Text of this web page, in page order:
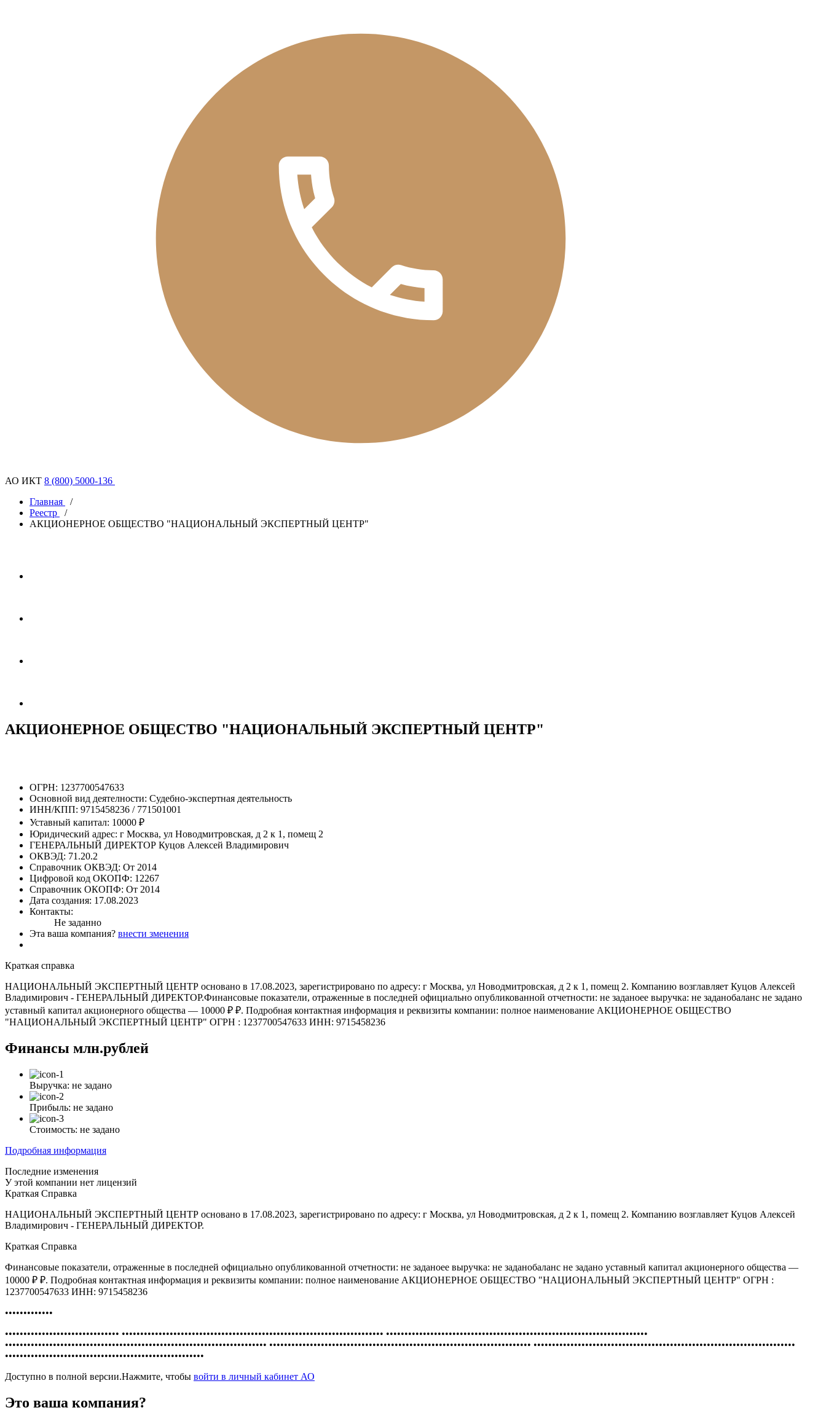
АО ИКТ 8 (800) 5000-136
Главная
/
Реестр
/
АКЦИОНЕРНОЕ ОБЩЕСТВО "НАЦИОНАЛЬНЫЙ ЭКСПЕРТНЫЙ ЦЕНТР"
АКЦИОНЕРНОЕ ОБЩЕСТВО "НАЦИОНАЛЬНЫЙ ЭКСПЕРТНЫЙ ЦЕНТР"
ОГРН: 1237700547633
Основной вид деятелности: Судебно-экспертная деятельность
ИНН/КПП: 9715458236 / 771501001
Уставный капитал: 10000 ₽
Юридический адрес: г Москва, ул Новодмитровская, д 2 к 1, помещ 2
ГЕНЕРАЛЬНЫЙ ДИРЕКТОР Куцов Алексей Владимирович
ОКВЭД: 71.20.2
Справочник ОКВЭД: От 2014
Цифровой код ОКОПФ: 12267
Справочник ОКОПФ: От 2014
Дата создания: 17.08.2023
Контакты:
Не заданно
Эта ваша компания? внести зменения
Краткая справка
НАЦИОНАЛЬНЫЙ ЭКСПЕРТНЫЙ ЦЕНТР основано в 17.08.2023, зарегистрировано по адресу: г Москва, ул Новодмитровская, д 2 к 1, помещ 2. Компанию возглавляет Куцов Алексей
Владимирович - ГЕНЕРАЛЬНЫЙ ДИРЕКТОР.Финансовые показатели, отраженные в последней официально опубликованной отчетности: не заданоее выручка: не заданобаланс не задано
уставный капитал акционерного общества — 10000 ₽ ₽. Подробная контактная информация и реквизиты компании: полное наименование АКЦИОНЕРНОЕ ОБЩЕСТВО
"НАЦИОНАЛЬНЫЙ ЭКСПЕРТНЫЙ ЦЕНТР" ОГРН : 1237700547633 ИНН: 9715458236
Финансы млн.рублей
Выручка: не задано
Прибыль: не задано
Стоимость: не задано
Подробная информация
Последние изменения
У этой компании нет лицензий
Краткая Справка
НАЦИОНАЛЬНЫЙ ЭКСПЕРТНЫЙ ЦЕНТР основано в 17.08.2023, зарегистрировано по адресу: г Москва, ул Новодмитровская, д 2 к 1, помещ 2. Компанию возглавляет Куцов Алексей
Владимирович - ГЕНЕРАЛЬНЫЙ ДИРЕКТОР.
Краткая Справка
Финансовые показатели, отраженные в последней официально опубликованной отчетности: не заданоее выручка: не заданобаланс не задано уставный капитал акционерного общества —
10000 ₽ ₽. Подробная контактная информация и реквизиты компании: полное наименование АКЦИОНЕРНОЕ ОБЩЕСТВО "НАЦИОНАЛЬНЫЙ ЭКСПЕРТНЫЙ ЦЕНТР" ОГРН :
1237700547633 ИНН: 9715458236
•••••••••••••
••••••••••••••••••••••••••••••• ••••••••••••••••••••••••••••••••••••••••••••••••••••••••••••••••••••••• •••••••••••••••••••••••••••••••••••••••••••••••••••••••••••••••••••••••
••••••••••••••••••••••••••••••••••••••••••••••••••••••••••••••••••••••• ••••••••••••••••••••••••••••••••••••••••••••••••••••••••••••••••••••••• •••••••••••••••••••••••••••••••••••••••••••••••••••••••••••••••••••••••
••••••••••••••••••••••••••••••••••••••••••••••••••••••
Доступно в полной версии.Нажмите, чтобы войти в личный кабинет АО
Это ваша компания?